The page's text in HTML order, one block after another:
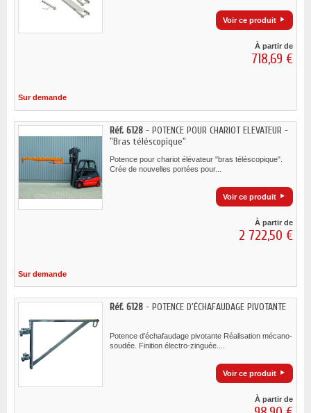
Voir ce produit
À partir de
718,69 €
Sur demande
Réf. 6128 - POTENCE POUR CHARIOT ELEVATEUR -
"Bras téléscopique"
Potence pour chariot élévateur "bras téléscopique".
Crée de nouvelles portées pour...
Voir ce produit
À partir de
2 722,50 €
Sur demande
Réf. 6128 - POTENCE D'ÉCHAFAUDAGE PIVOTANTE
Potence d'échafaudage pivotante Réalisation mécano-
soudée. Finition électro-zinguée....
Voir ce produit
À partir de